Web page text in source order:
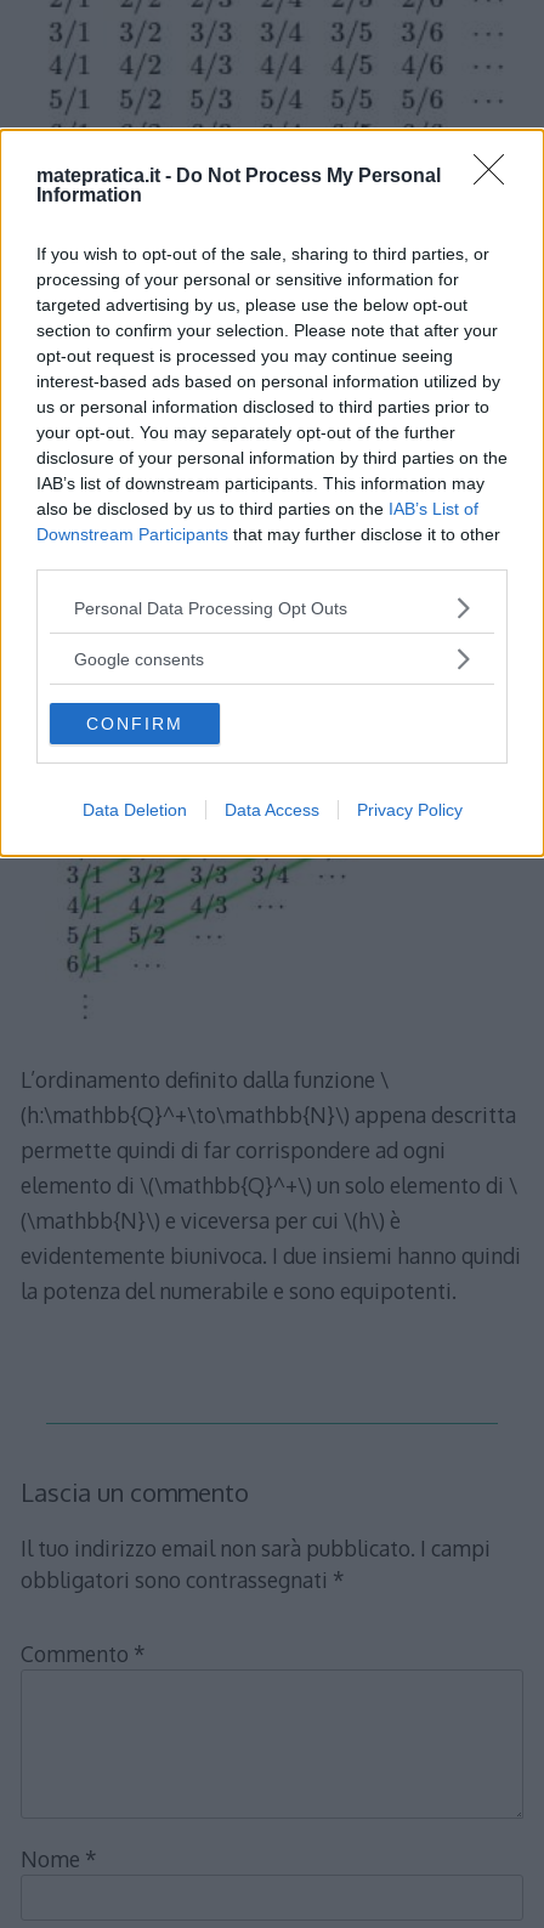
matepratica.it - Do Not Process My Personal
Information
If you wish to opt-out of the sale, sharing to third parties, or
processing of your personal or sensitive information for
targeted advertising by us, please use the below opt-out
section to confirm your selection. Please note that after your
opt-out request is processed you may continue seeing
interest-based ads based on personal information utilized by
us or personal information disclosed to third parties prior to
your opt-out. You may separately opt-out of the further
disclosure of your personal information by third parties on the
IAB’s list of downstream participants. This information may
also be disclosed by us to third parties on the IAB’s List of
Downstream Participants that may further disclose it to other
Please note that this website/app uses one or more Google
not limited to your visit or usage behaviour. You may click to
use your data for below specified purposes in below Google
consent section.
Personal Data Processing Opt Outs
Google consents
CONFIRM
Data Deletion Data Access Privacy Policy
dove ogni numero razionale positivo \( m/n\) con \
(m\) e \(n\) numeri interi occupa la posizione della \
(m\)-esima riga e \(n\)-esima colonna. Associamo il
numero naturale 0 al razionale 0 (non presente in
tabella) e quindi iniziamo a percorrere la tabella
dall’elemento 1/1 e associamo ciascun numero
razionale ad un intero
La corrispondenza precedente si può rappresentare
anche meglio sovrapponendo alla tabella sopra il
percorso a zig-zag che comprende via via tutti i
numeri razionali (evidenziato in verde sotto)
L’ordinamento definito dalla funzione \
(h:\mathbb{Q}^+\to\mathbb{N}\) appena descritta
permette quindi di far corrispondere ad ogni
elemento di \(\mathbb{Q}^+\) un solo elemento di \
(\mathbb{N}\) e viceversa per cui \(h\) è
evidentemente biunivoca. I due insiemi hanno quindi
la potenza del numerabile e sono equipotenti.
Lascia un commento
Il tuo indirizzo email non sarà pubblicato. I campi
obbligatori sono contrassegnati *
Commento *
Nome *